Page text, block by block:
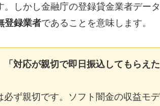
。しかし金融庁の登録貸金業者デー
登録業者であることを意味します。
「対応が親切で即日振込してもらえた
必ず親切です。ソフト闇金の収益モ